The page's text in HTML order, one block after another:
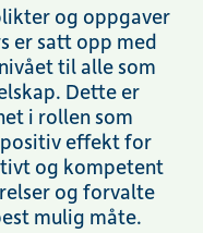
og oppgaver
er satt opp med
til alle som
Dette er
i rollen som
effekt for
og kompetent
og forvalte
mulig måte.